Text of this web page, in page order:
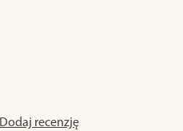
Dodaj recenzję